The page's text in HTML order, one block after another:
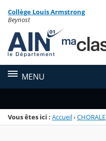
Menu de la rubrique
Contenu
Collège Louis Armstrong
Beynost
MENU
Vous êtes ici : Accueil›CHORALE